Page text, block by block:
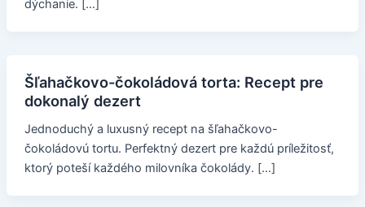
dýchanie. […]
Šľahačkovo-čokoládová torta: Recept pre
dokonalý dezert
Jednoduchý a luxusný recept na šľahačkovo-
čokoládovú tortu. Perfektný dezert pre každú príležitosť,
ktorý poteší každého milovníka čokolády. […]